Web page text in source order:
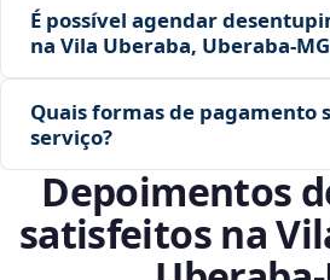
É possível agendar
na Vila Uberaba,
Quais formas de pagamento
serviço?
Depoimentos
satisfeitos na